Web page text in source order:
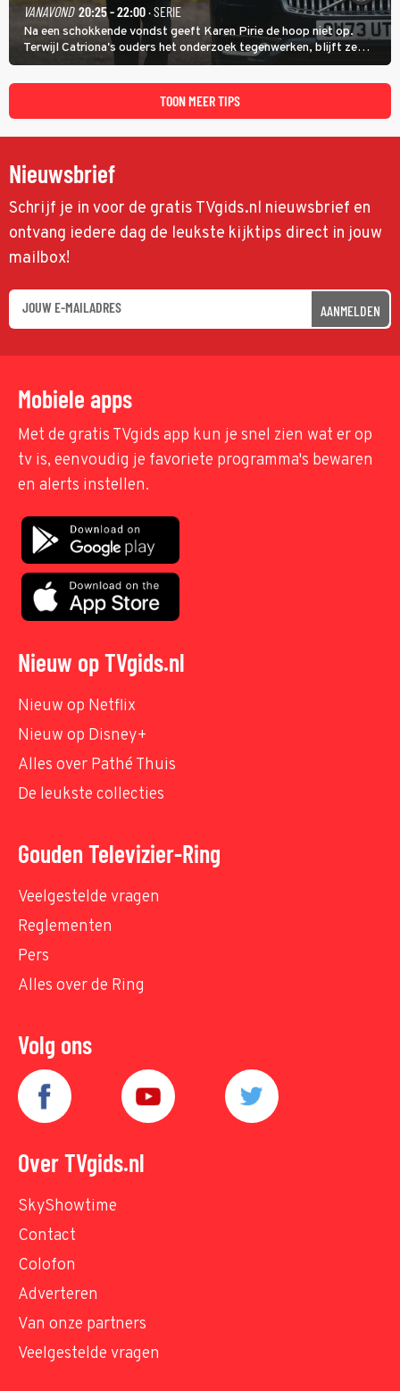
VANAVOND 20:25 - 22:00· SERIE
Na een schokkende vondst geeft Karen Pirie de hoop niet op.
Terwijl Catriona's ouders het onderzoek tegenwerken, blijft ze
speuren naar Adam. In deze slotaflevering van Karen Pirie leidt het
spoor via Frankrijk en Italië naar Malta.
TOON MEER TIPS
Nieuwsbrief
Schrijf je in voor de gratis TVgids.nl nieuwsbrief en
ontvang iedere dag de leukste kijktips direct in jouw
mailbox!
AANMELDEN
Mobiele apps
Met de gratis TVgids app kun je snel zien wat er op
tv is, eenvoudig je favoriete programma's bewaren
en alerts instellen.
Nieuw op TVgids.nl
Nieuw op Netflix
Nieuw op Disney+
Alles over Pathé Thuis
De leukste collecties
Gouden Televizier-Ring
Veelgestelde vragen
Reglementen
Pers
Alles over de Ring
Volg ons
Over TVgids.nl
SkyShowtime
Contact
Colofon
Adverteren
Van onze partners
Veelgestelde vragen